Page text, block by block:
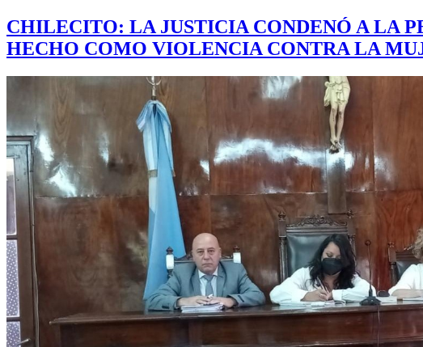
CHILECITO: LA JUSTICIA CONDENÓ A LA
HECHO COMO VIOLENCIA CONTRA LA